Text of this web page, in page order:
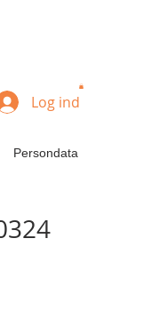
Persondata
Log ind